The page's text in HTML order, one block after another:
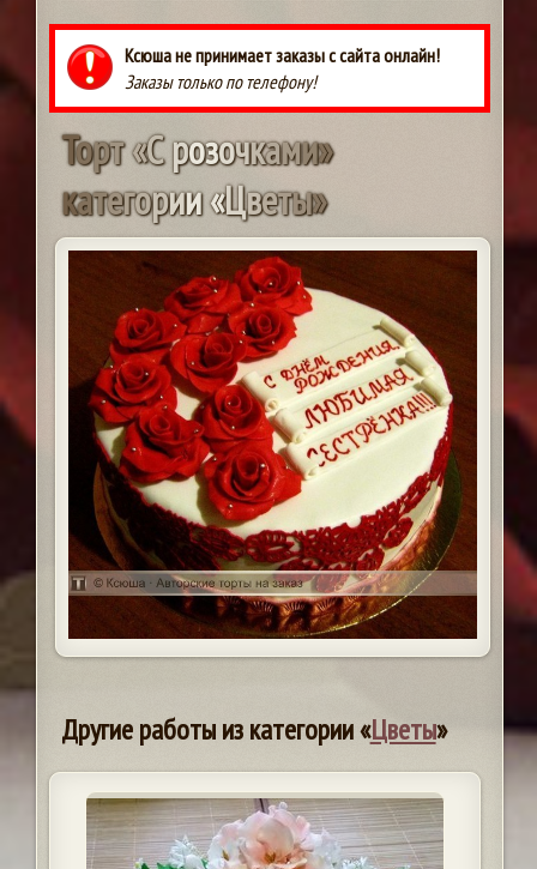
Ксюша не принимает заказы с сайта онлайн!
Заказы только по телефону!
Торт«Срозочками»
категории«Цветы»
Другие работы из категории «Цветы»